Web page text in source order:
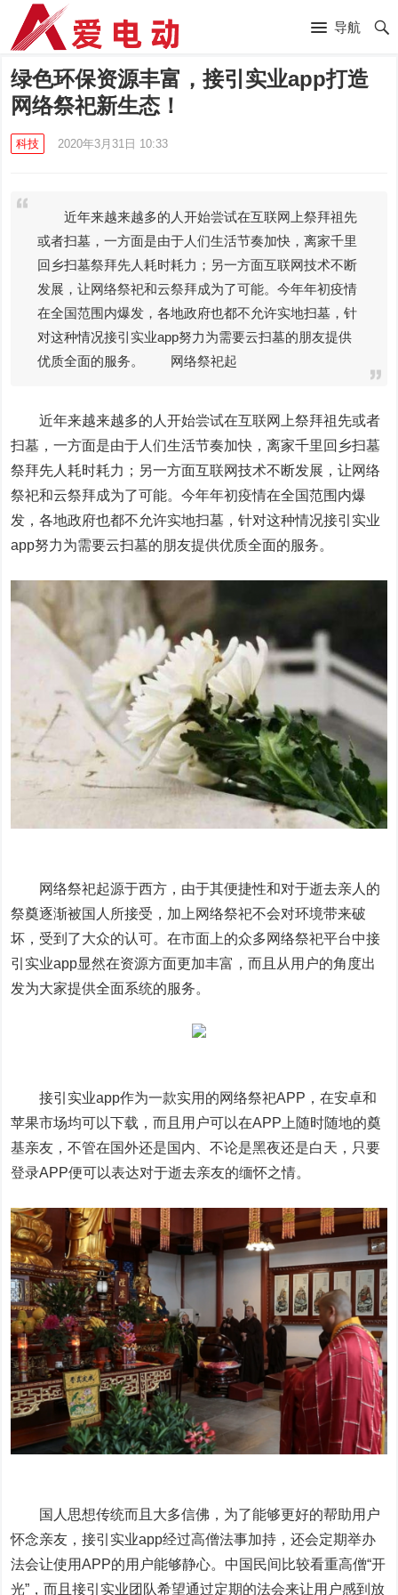
导航
绿色环保资源丰富，接引实业app打造
网络祭祀新生态！
科技 2020年3月31日 10:33
近年来越来越多的人开始尝试在互联网上祭拜祖先
或者扫墓，一方面是由于人们生活节奏加快，离家千里
回乡扫墓祭拜先人耗时耗力；另一方面互联网技术不断
发展，让网络祭祀和云祭拜成为了可能。今年年初疫情
在全国范围内爆发，各地政府也都不允许实地扫墓，针
对这种情况接引实业app努力为需要云扫墓的朋友提供
优质全面的服务。 网络祭祀起
近年来越来越多的人开始尝试在互联网上祭拜祖先或者
扫墓，一方面是由于人们生活节奏加快，离家千里回乡扫墓
祭拜先人耗时耗力；另一方面互联网技术不断发展，让网络
祭祀和云祭拜成为了可能。今年年初疫情在全国范围内爆
发，各地政府也都不允许实地扫墓，针对这种情况接引实业
app努力为需要云扫墓的朋友提供优质全面的服务。
网络祭祀起源于西方，由于其便捷性和对于逝去亲人的
祭奠逐渐被国人所接受，加上网络祭祀不会对环境带来破
坏，受到了大众的认可。在市面上的众多网络祭祀平台中接
引实业app显然在资源方面更加丰富，而且从用户的角度出
发为大家提供全面系统的服务。
接引实业app作为一款实用的网络祭祀APP，在安卓和
苹果市场均可以下载，而且用户可以在APP上随时随地的奠
基亲友，不管在国外还是国内、不论是黑夜还是白天，只要
登录APP便可以表达对于逝去亲友的缅怀之情。
国人思想传统而且大多信佛，为了能够更好的帮助用户
怀念亲友，接引实业app经过高僧法事加持，还会定期举办
法会让使用APP的用户能够静心。中国民间比较看重高僧“开
光”，而且接引实业团队希望通过定期的法会来让用户感到放